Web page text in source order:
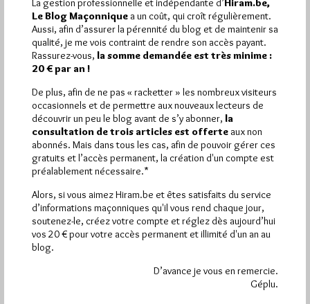
forme d'une association sans but lucratif…
DansMaçonniques 0 commentaire
Hier jeudi 6 août 2026, Hiram.be a reçu1 672 visites
2 608 pagesont été lues (Source : Pirsch.io)
Plus d’informations
Quels sont les articles les plus lus du blog ?
La gestion professionnelle et indépendante d’Hiram.be,
Le Blog Maçonnique a un coût, qui croît régulièrement.
Aussi, afin d’assurer la pérennité du blog et de maintenir sa
qualité, je me vois contraint de rendre son accès payant.
Rassurez-vous, la somme demandée est très minime :
20 € par an !
De plus, afin de ne pas « racketter » les nombreux visiteurs
occasionnels et de permettre aux nouveaux lecteurs de
découvrir un peu le blog avant de s’y abonner, la
consultation de trois articles est offerte aux non
abonnés. Mais dans tous les cas, afin de pouvoir gérer ces
gratuits et l’accès permanent, la création d'un compte est
préalablement nécessaire.*
Alors, si vous aimez Hiram.be et êtes satisfaits du service
d’informations maçonniques qu'il vous rend chaque jour,
soutenez-le, créez votre compte et réglez dès aujourd’hui
vos 20 € pour votre accès permanent et illimité d'un an au
blog.
D’avance je vous en remercie.
Géplu.